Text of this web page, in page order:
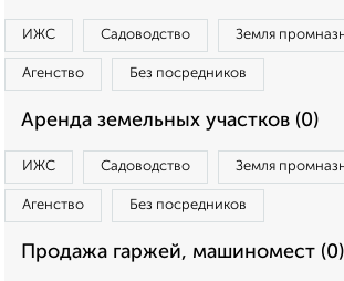
ИЖС Садоводство Земля
Агенство Без посредников
Аренда земельных участков (0)
ИЖС Садоводство Земля
Агенство Без посредников
Продажа гаржей, машиномест (0)